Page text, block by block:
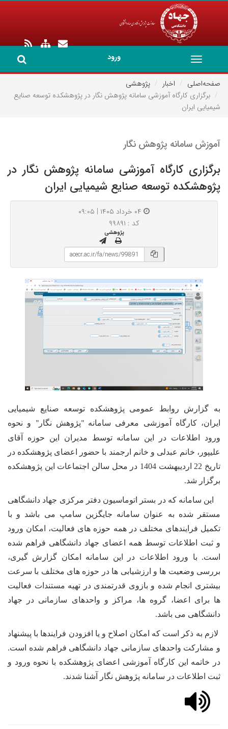
ورود
Toggle
navigation
صفحه‌اصلی
اخبار
پژوهشی
برگزاری کارگاه آموزشی سامانه پژوهش نگار در پژوهشکده توسعه صنایع
شیمیایی ایران
آموزش سامانه پژوهش نگار
برگزاری کارگاه آموزشی سامانه پژوهش نگار در
پژوهشکده توسعه صنایع شیمیایی ایران
کد : ۹۹۸۹۱
پژوهشی
به گزارش روابط عمومی پژوهشکده توسعه صنایع شیمیایی
ایران، کارگاه آموزشی معرفی سامانه"پژوهش نگار"
و نحوه
ورود اطلاعات در این سامانه توسط مدیران این حوزه آقای
علیپور، خانم عبدلی و خانم ارجمند با حضور اعضای پژوهشکده در
تاریخ 22 اردیبهشت 1404 در محل سالن اجتماعات این پژوهشکده
برگزار شد.
این سامانه که در بستر اتوماسیون دفتر مرکزی جهاد دانشگاهی
مستقر شده به عنوان سامانه جایگزین سامپ می باشد و با
تکمیل فرایندهای مختلف در همه حوزه های فعالیت، امکان ورود
و ثبت اطلاعات توسط همه اعضای جهاد دانشگاهی فراهم شده
است. با ورود اطلاعات در این سامانه امکان گزارش گیری،
بررسی وضعیت ها و ارزشیابی ها در حوزه های مختلف با سرعت
بیشتری انجام شده و بازوی قدرتمندی در تهیه مستندات فعالیت
ها برای اعضا، گروه ها، مراکز و واحدهای سازمانی در جهاد
دانشگاهی می باشد.
لازم به ذکر است که امکان اصلاح و یا افزودن فرایندها با پیشنهاد
و مشارکت واحدهای سازمانی جهاد دانشگاهی فراهم شده است.
در خاتمه این کارگاه آموزشی اعضای پژوهشکده با نحوه ورود و
ثبت اطلاعات در سامانه پژوهش نگار آشنا شدند.